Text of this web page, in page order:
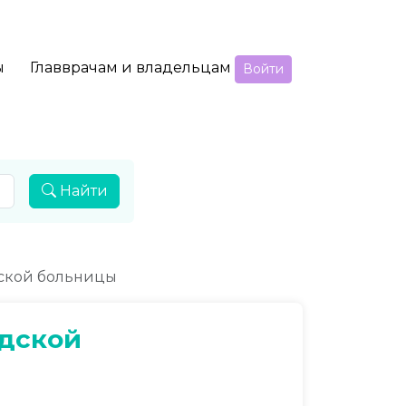
Главврачам и владельцам Войти
Найти
больницы